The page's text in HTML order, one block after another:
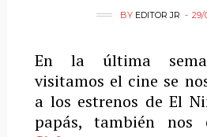
BY EDITOR JR 29/
En la última
visitamos el cine se
a los estrenos de El
papás, también nos